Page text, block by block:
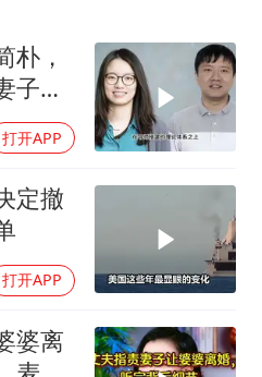
实！“胶球”存在
全东北都在等7号
新局 实干挑大梁
朴，
子合
打开APP
定撤
打开APP
婆离